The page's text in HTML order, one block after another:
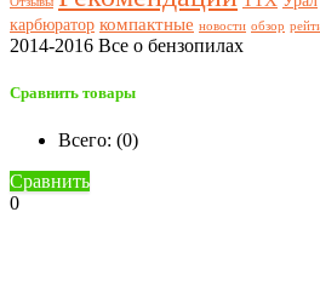
карбюратор компактные новости обзор
2014-2016 Все о бензопилах
Сравнить товары
Всего: (0)
Сравнить
0